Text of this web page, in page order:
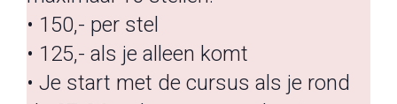
• 150,- per stel
• 125,- als je alleen komt
• Je start met de cursus als je rond